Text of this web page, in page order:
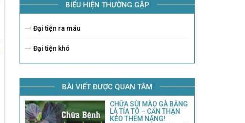
BIỂU HIỆN THƯỜNG GẶP
Đại tiện ra máu
Đại tiện khó
BÀI VIẾT ĐƯỢC QUAN TÂM
CHỮA SÙI MÀO GÀ BẰNG
LÁ TÍA TÔ – CẨN THẬN
KẺO THÊM NẶNG!